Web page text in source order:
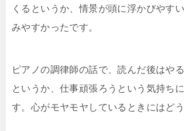
くるというか、情景が頭に浮かびやす
みやすかったです。
ピアノの調律師の話で、読んだ後はや
というか、仕事頑張ろうという気持ち
す。心がモヤモヤしているときにはどう